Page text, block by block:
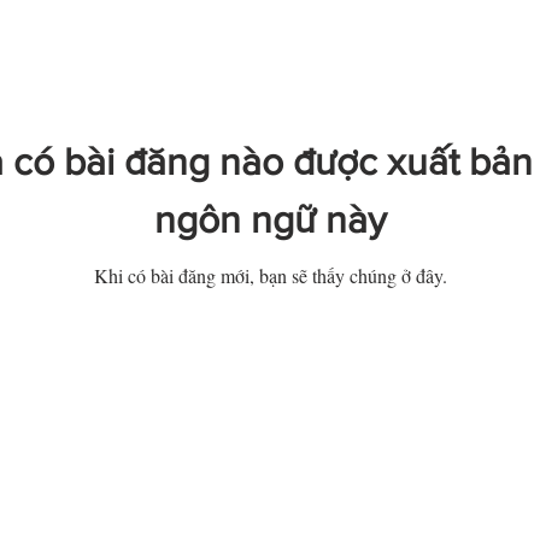
có bài đăng nào được xuất
ngôn ngữ này
Khi có bài đăng mới, bạn sẽ thấy chúng ở đây.